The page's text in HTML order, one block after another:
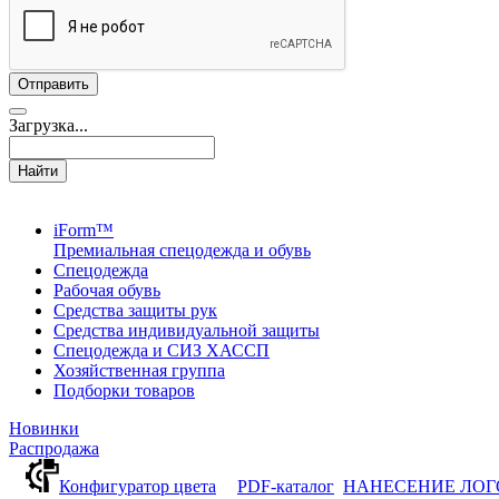
Загрузка...
Найти
iForm™
Премиальная спецодежда и обувь
Спецодежда
Рабочая обувь
Средства защиты рук
Средства индивидуальной защиты
Спецодежда и СИЗ ХАССП
Хозяйственная группа
Подборки товаров
Новинки
Распродажа
Конфигуратор цвета
PDF-каталог НАНЕСЕНИЕ